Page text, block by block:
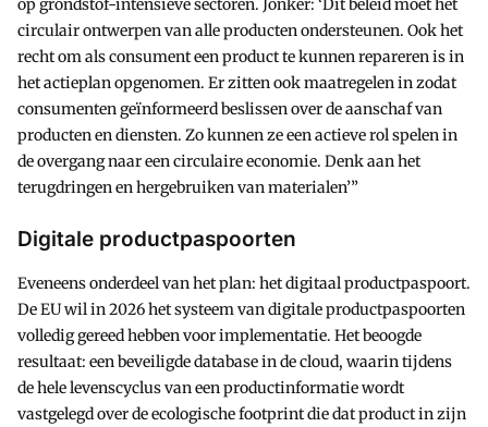
op grondstof-intensieve sectoren. Jonker: ‘Dit beleid moet het
circulair ontwerpen van alle producten ondersteunen. Ook het
recht om als consument een product te kunnen repareren is in
het actieplan opgenomen. Er zitten ook maatregelen in zodat
consumenten geïnformeerd beslissen over de aanschaf van
producten en diensten. Zo kunnen ze een actieve rol spelen in
de overgang naar een circulaire economie. Denk aan het
terugdringen en hergebruiken van materialen’”
Digitale productpaspoorten
Eveneens onderdeel van het plan: het digitaal productpaspoort.
De EU wil in 2026 het systeem van digitale productpaspoorten
volledig gereed hebben voor implementatie. Het beoogde
resultaat: een beveiligde database in de cloud, waarin tijdens
de hele levenscyclus van een productinformatie wordt
vastgelegd over de ecologische footprint die dat product in zijn